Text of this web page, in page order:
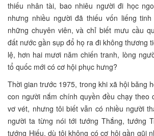
thiếu nhân tài, bao nhiêu người đi học
nhưng nhiều người đã thiếu vốn liếng
những chuyên viên, và chỉ biết mưu cầu
đất nước gần sụp đổ họ ra đi không thương
lệ, hơn hai mươi năm chiến tranh, lòng
tổ quốc mới có cơ hội phục hưng?
Thời gian trước 1975, trong khi xã hội băng
con người nắm chính quyền đều chạy theo
vơ vét, nhưng tôi biết vẫn có nhiều người
người ta từng nói tới tướng Thắng, tướng
tướng Hiếu, dù tôi không có cơ hội gần gũi